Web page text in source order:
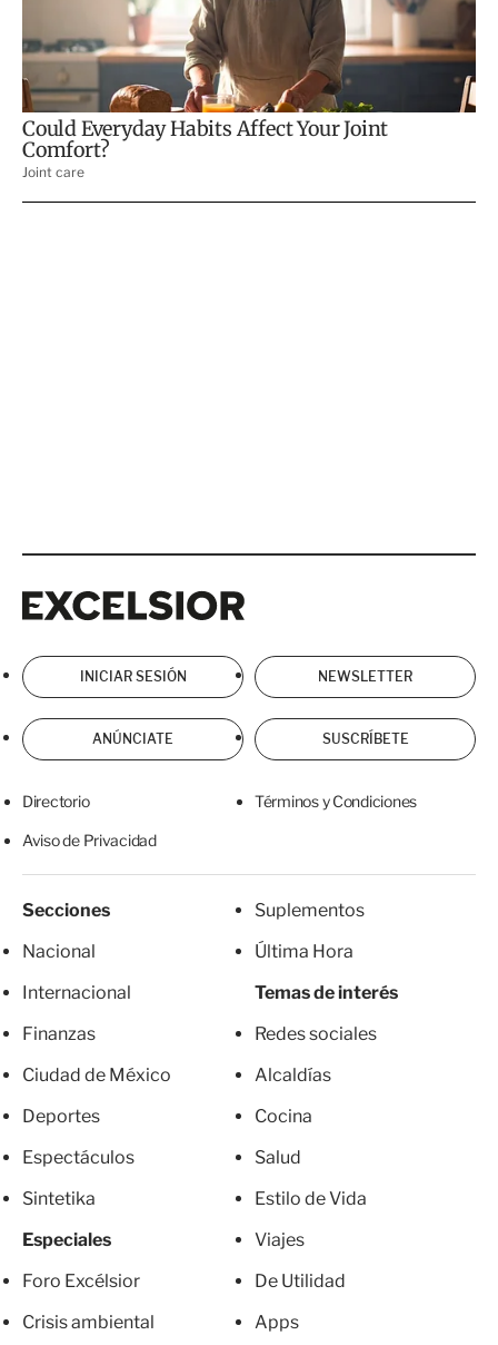
INICIAR SESIÓN NEWSLETTER
ANÚNCIATE SUSCRÍBETE
Directorio Términos y Condiciones
Aviso de Privacidad
Secciones
Nacional
Internacional
Finanzas
Ciudad de México
Deportes
Espectáculos
Sintetika
Especiales
Foro Excélsior
Crisis ambiental
Suplementos
Última Hora
Temas de interés
Redes sociales
Alcaldías
Cocina
Salud
Estilo de Vida
Viajes
De Utilidad
Apps